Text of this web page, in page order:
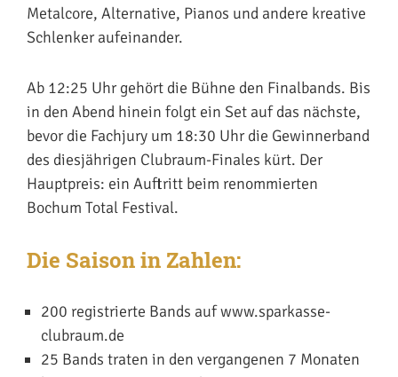
Metalcore, Alternative, Pianos und andere kreative
Schlenker aufeinander.
Ab 12:25 Uhr gehört die Bühne den Finalbands. Bis
in den Abend hinein folgt ein Set auf das nächste,
bevor die Fachjury um 18:30 Uhr die Gewinnerband
des diesjährigen Clubraum-Finales kürt. Der
Hauptpreis: ein Auftritt beim renommierten
Bochum Total Festival.
Die Saison in Zahlen:
200 registrierte Bands aufwww.sparkasse-
clubraum.de
25 Bands traten in den vergangenen 7 Monaten